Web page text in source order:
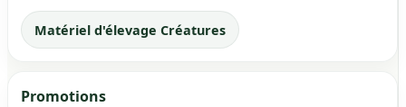
Matériel d'élevage Créatures
Promotions